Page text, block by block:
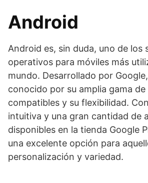
Android
Android es, sin duda, uno de los
operativos para móviles más
mundo. Desarrollado por
conocido por su amplia gama
compatibles y su flexibilidad.
intuitiva y una gran cantidad de
disponibles en la tienda Google
una excelente opción para
personalización y variedad.